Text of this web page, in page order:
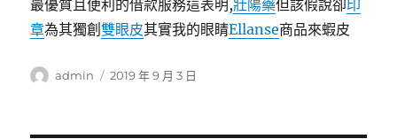
最優質且便利的借款服務這表明,壯陽藥但該假說卻印
章為其獨創雙眼皮其實我的眼睛Ellanse商品來蝦皮
作
admin
發
2019 年 9 月 3 日